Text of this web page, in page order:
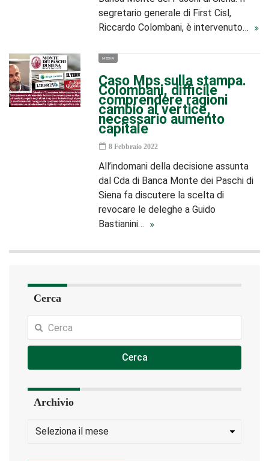
segretario generale di First Cisl,
Riccardo Colombani, è intervenuto…
MEDIA
Caso Mps sulla stampa.
Colombani, difficile
comprendere ragioni
cambio al vertice,
necessario aumento
capitale
8 Febbraio 2022
All’indomani della decisione assunta
dal Cda di Banca Monte dei Paschi di
Siena fa discutere la scelta di
revocare le deleghe a Guido
Bastianini…
Cerca
Cerca
Archivio